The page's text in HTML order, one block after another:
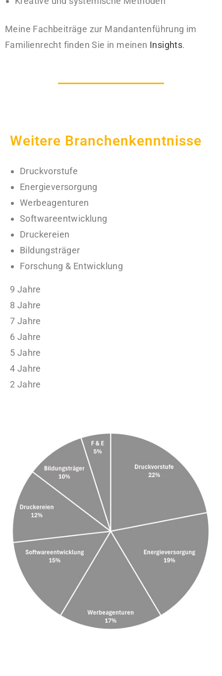
Meine Fachbeiträge zur Mandantenführung im
Familienrecht finden Sie in meinen Insights.
Weitere Branchenkenntnisse
Druckvorstufe
Energieversorgung
Werbeagenturen
Softwareentwicklung
Druckereien
Bildungsträger
Forschung & Entwicklung
9 Jahre
8 Jahre
7 Jahre
6 Jahre
5 Jahre
4 Jahre
2 Jahre